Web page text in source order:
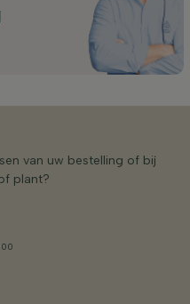
van uw bestelling of bij
plant?